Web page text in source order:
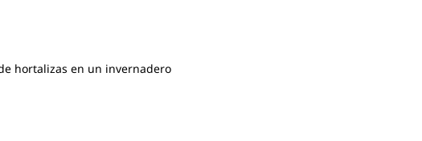
hortalizas en un invernadero